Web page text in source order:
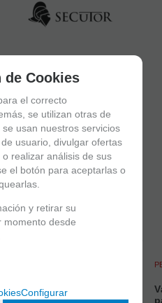
ÚLTIMAS UNIDADES
de valvulas para Velites G-
Antes
Cookies
el correcto
se utilizan otras de
usan nuestros servicios
usuario, divulgar ofertas
realizar análisis de sus
el botón para aceptarlas o
y retirar su
momento desde
Configurar